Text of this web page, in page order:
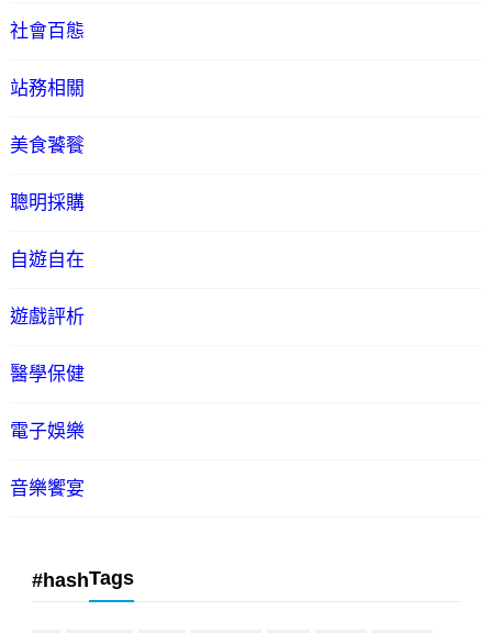
社會百態
站務相關
美食饕餮
聰明採購
自遊自在
遊戲評析
醫學保健
電子娛樂
音樂饗宴
#hashTags